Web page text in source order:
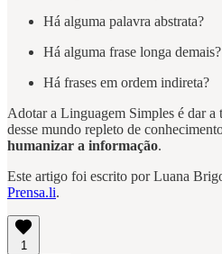
Há alguma palavra abstrata?
Há alguma frase longa demais?
Há frases em ordem indireta?
Adotar a Linguagem Simples é dar a
desse mundo repleto de
humanizar a informação.
Este artigo foi escrito por Luana
Prensa.li.
1